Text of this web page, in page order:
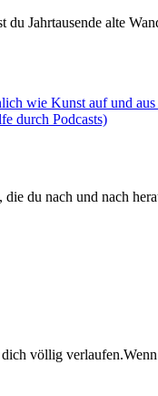
Jahrtausende alte
du nach und nach
völlig